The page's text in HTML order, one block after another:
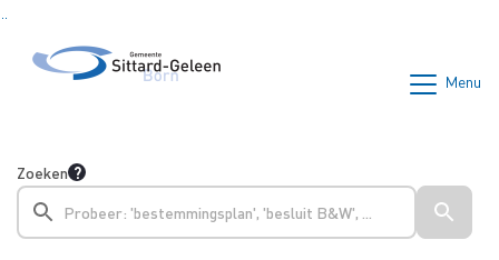
Menu
Zoeken